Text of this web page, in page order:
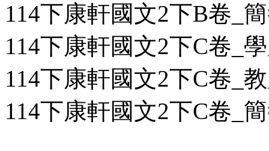
114下康軒國文2下B卷_
114下康軒國文2下C卷_
114下康軒國文2下C卷_
114下康軒國文2下C卷_